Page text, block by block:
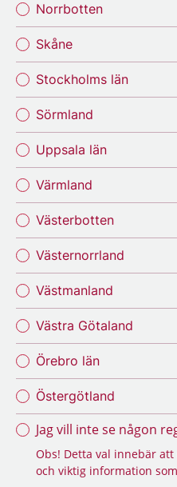
Norrbotten
Skåne
Stockholms län
Sörmland
Uppsala län
Värmland
Västerbotten
Västernorrland
Västmanland
Västra Götaland
Örebro län
Östergötland
Jag vill inte se någon
Obs! Detta val innebär
och viktig information